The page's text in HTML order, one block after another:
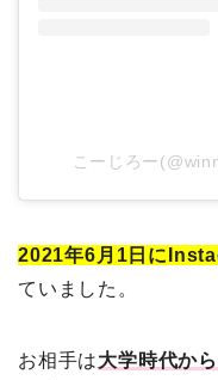
こーじろー
2021年6月1日に
ていました。
お相手は大学時代か